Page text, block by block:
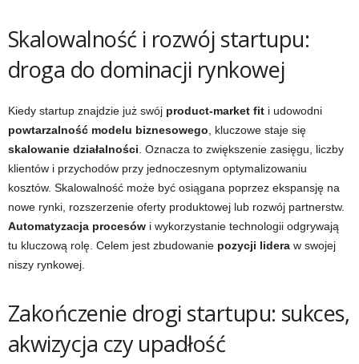
Skalowalność i rozwój startupu:
droga do dominacji rynkowej
Kiedy startup znajdzie już swój product-market fit i udowodni
powtarzalność modelu biznesowego , kluczowe staje się
skalowanie działalności . Oznacza to zwiększenie zasięgu, liczby
klientów i przychodów przy jednoczesnym optymalizowaniu
kosztów. Skalowalność może być osiągana poprzez ekspansję na
nowe rynki, rozszerzenie oferty produktowej lub rozwój partnerstw.
Automatyzacja procesów i wykorzystanie technologii odgrywają
tu kluczową rolę. Celem jest zbudowanie pozycji lidera w swojej
niszy rynkowej.
Zakończenie drogi startupu: sukces,
akwizycja czy upadłość